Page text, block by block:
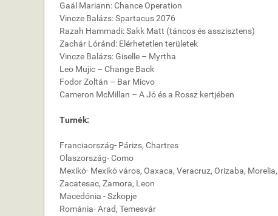
Gaál Mariann: Chance Operation
Vincze Balázs: Spartacus 2076
Razah Hammadi: Sakk Matt (táncos és asszisztens)
Zachár Lóránd: Elérhetetlen területek
Vincze Balázs: Giselle – Myrtha
Leo Mujic – Change Back
Fodor Zoltán – Bar Micvo
Cameron McMillan – A Jó és a Rossz kertjében
Turnék:
Franciaország- Párizs, Chartres
Olaszország- Como
Mexikó- Mexikó város, Oaxaca, Veracruz, Orizaba,
Zacatesac, Zamora, Leon
Macedónia - Szkopje
Románia- Arad, Temesvár